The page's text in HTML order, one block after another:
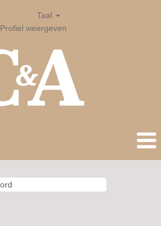
Taal
Profiel weergeven